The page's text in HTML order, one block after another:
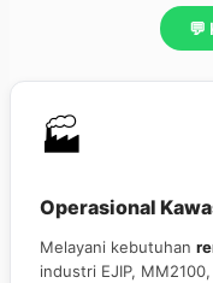
💬
🏭
Operasional
Melayani kebutuhan
industri EJIP,